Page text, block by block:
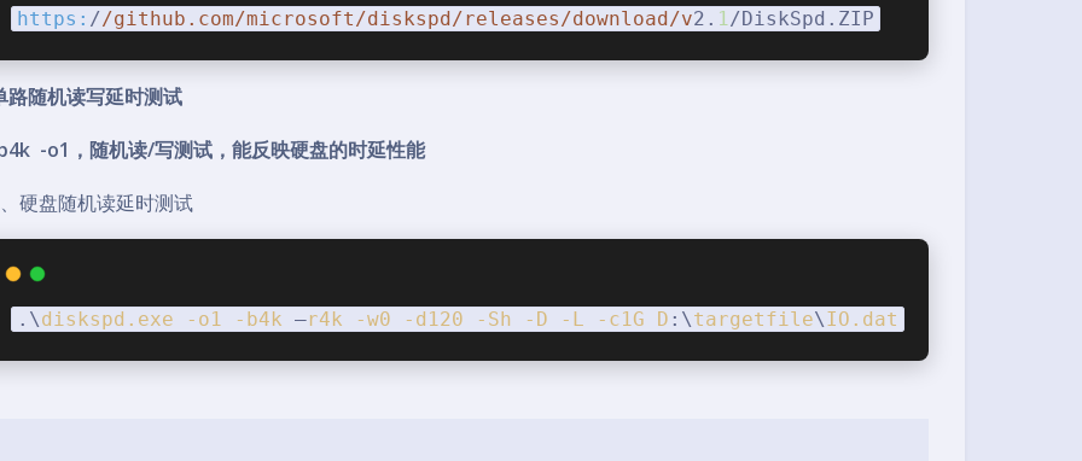
https: //github.com/microsoft/diskspd/releases/download/v2. 1/DiskSpd.ZIP
路随机读写延时测试
o1，随机读/写测试，能反映硬盘的时延性能
盘随机读延时测试
.\diskspd .exe -o1 -b4k –r4k -w0 -d120 -Sh -D -L -c1G D :\targetfile\IO .dat